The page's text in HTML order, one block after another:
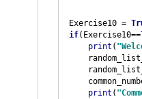
Exercise10 =
if(Exercise10==
print (
print (